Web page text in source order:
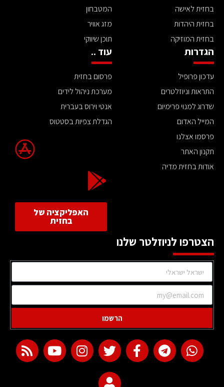
בחזית לאישה
בחזית היהדות
בחזית המוזיקה
המטבחון
מזג אוויר
תוכן שיווקי
הגדרות
עדכון פרופיל
התראות וניוזלטרים
שדרוג למנוי פרימיום
המייל האדום
פרסמו אצלנו
תקנון האתר
אודות בחזית מדיה
עוד ..
פרסום בחזית
מערכת ניהול לידים
אנטי וירוס בעברית
הגדלת צפיות בסטטוס
האפליקציה של
בחזית
הצטרפו לניוזלטר שלנו
הרשמו